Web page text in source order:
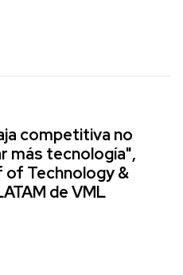
competitiva no
más tecnología",
of Technology &
de VML